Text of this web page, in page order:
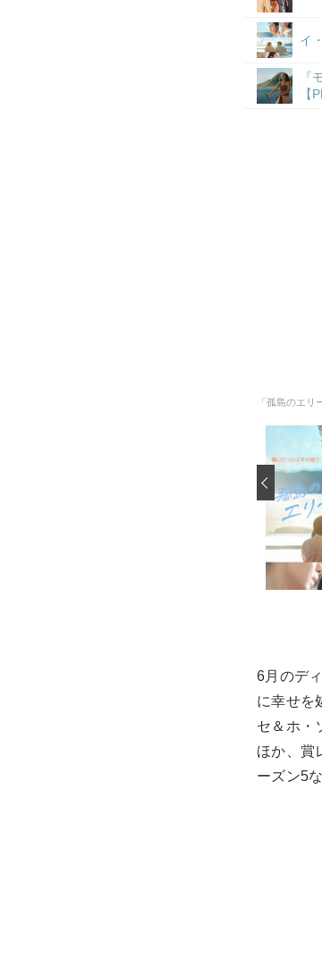
イ
『
【
「孤島のエリ
‹
6月のデ
に幸せを
セ＆ホ・
ほか、賞
ーズン5